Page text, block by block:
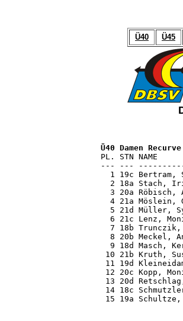
Ü40 Ü45
Ü40 Damen Recurve
PL. STN NAME
--- ---
1 19c Bertram,
2 18a Stach,
3 20a Röbisch,
4 21a Möslein,
5 21d Müller,
6 21c Lenz,
7 18b
8 20b Meckel,
9 18d Masch,
10 21b Kruth,
11 19d
12 20c Kopp,
13 20d
14 18c
15 19a